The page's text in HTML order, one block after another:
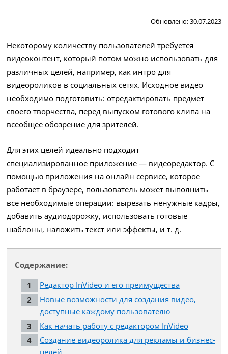
Обновлено: 30.07.2023
Некоторому количеству пользователей требуется
видеоконтент, который потом можно использовать для
различных целей, например, как интро для
видеороликов в социальных сетях. Исходное видео
необходимо подготовить: отредактировать предмет
своего творчества, перед выпуском готового клипа на
всеобщее обозрение для зрителей.
Для этих целей идеально подходит
специализированное приложение — видеоредактор. С
помощью приложения на онлайн сервисе, которое
работает в браузере, пользователь может выполнить
все необходимые операции: вырезать ненужные кадры,
добавить аудиодорожку, использовать готовые
шаблоны, наложить текст или эффекты, и т. д.
Содержание:
Редактор InVideo и его преимущества
Новые возможности для создания видео,
доступные каждому пользователю
Как начать работу с редактором InVideo
Создание видеоролика для рекламы и бизнес-
целей